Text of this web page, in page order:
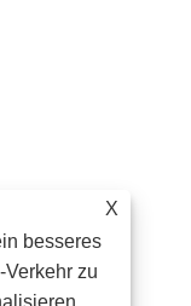
X
besseres
zu